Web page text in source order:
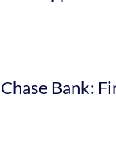
Chase Bank: